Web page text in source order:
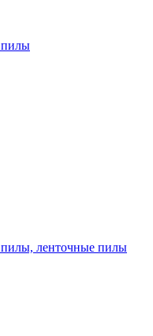
пилы
ленточные пилы